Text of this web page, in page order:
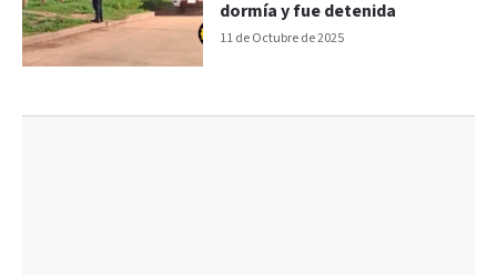
11 de Octubre de 2025
dormía y fue detenida